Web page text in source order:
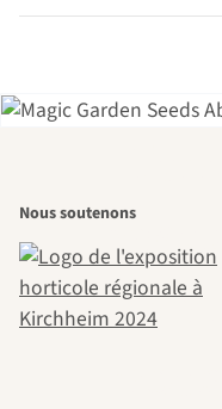
Nous soutenons